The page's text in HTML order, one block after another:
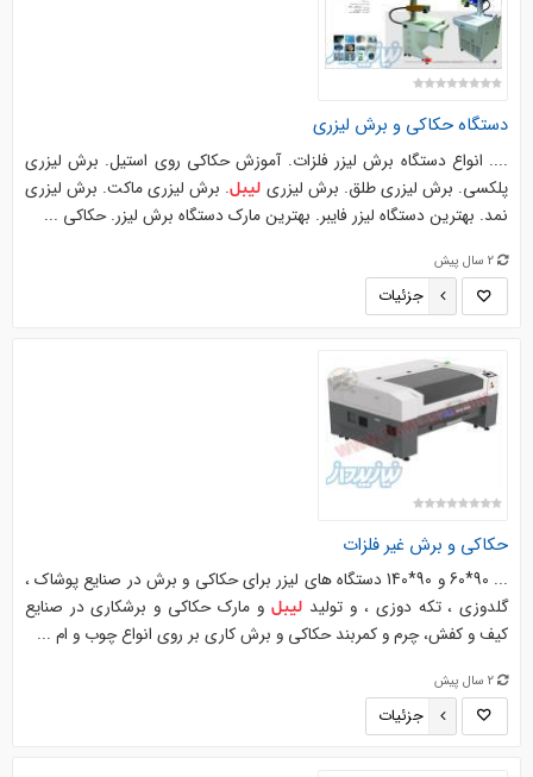
دستگاه حکاکی و برش لیزری
.... انواع دستگاه برش لیزر فلزات. آموزش حکاکی روی استیل. برش لیزری
پلکسی. برش لیزری طلق. برش لیزری لیبل. برش لیزری ماکت. برش لیزری
نمد. بهترین دستگاه لیزر فایبر. بهترین مارک دستگاه برش لیزر. حکاکی ...
2 سال پیش
جزئیات
حکاکی و برش غیر فلزات
... 90*60 و 90*140 دستگاه های لیزر برای حکاکی و برش در صنایع پوشاک ،
گلدوزی ، تکه دوزی ، و تولید لیبل و مارک حکاکی و برشکاری در صنایع
کیف و کفش، چرم و کمربند حکاکی و برش کاری بر روی انواع چوب و ام ...
2 سال پیش
جزئیات